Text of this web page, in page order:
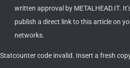
written approval by METALHEAD.IT.
publish a direct link to this article on
networks.
Statcounter code invalid. Insert a fresh